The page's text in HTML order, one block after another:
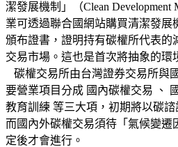
潔發展機制」（Clean Development
業可透過聯合國網站購買清潔發展
頒布證書，證明持有碳權所代表的
交易市場。這也是首次將抽象的環
碳權交易所由台灣證券交易所與
要營業項目分成 國內碳權交易 、
教育訓練 等三大項，初期將以碳諮
而國內外碳權交易須待「氣候變遷
定後才會進行。